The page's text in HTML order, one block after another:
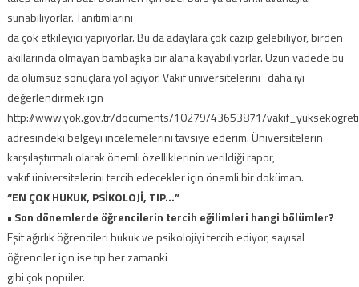
sunabiliyorlar. Tanıtımlarını
da çok etkileyici yapıyorlar. Bu da adaylara çok cazip gelebiliyor, birden
akıllarında olmayan bambaşka bir alana kayabiliyorlar. Uzun vadede bu
da olumsuz sonuçlara yol açıyor. Vakıf üniversitelerini daha iyi
değerlendirmek için
http://www.yok.gov.tr/documents/10279/43653871/
adresindeki belgeyi incelemelerini tavsiye ederim. Üniversitelerin
karşılaştırmalı olarak önemli özelliklerinin verildiği rapor,
vakıf üniversitelerini tercih edecekler için önemli bir doküman.
“EN ÇOK HUKUK, PSİKOLOJİ, TIP…”
• Son dönemlerde öğrencilerin tercih eğilimleri hangi bölümler?
Eşit ağırlık öğrencileri hukuk ve psikolojiyi tercih ediyor, sayısal
öğrenciler için ise tıp her zamanki
gibi çok popüler.